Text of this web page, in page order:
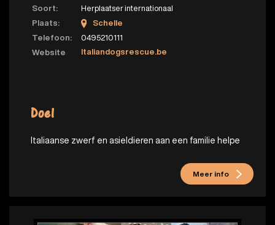
Soort:
Herplaatser internationaal
Plaats:
Schelle
Telefoon:
0495210111
Website
Italiandogsrescue.be
Doel
Italiaanse zwerf en asieldieren aan een familie helpe
Meer info